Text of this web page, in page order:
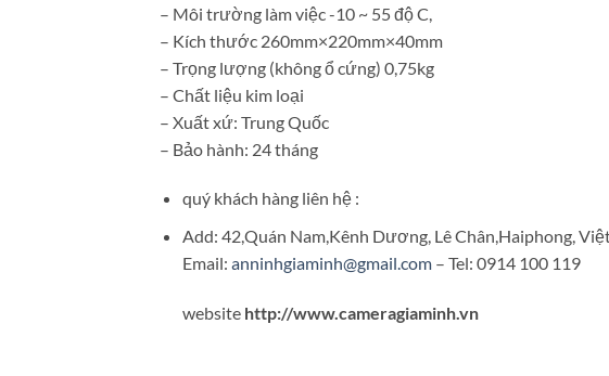
– Môi trường làm việc -10 ~ 55 độ C,
– Kích thước 260mm×220mm×40mm
– Trọng lượng (không ổ cứng) 0,75kg
– Chất liệu kim loại
– Xuất xứ: Trung Quốc
– Bảo hành: 24 tháng
quý khách hàng liên hệ :
Add: 42,Quán Nam,Kênh Dương, Lê Chân,Haiphong,
Email: anninhgiaminh@gmail.com– Tel: 0914 100 119
website http://www.cameragiaminh.vn